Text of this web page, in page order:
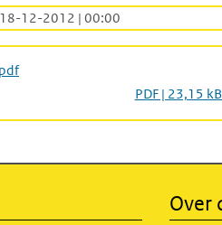
12-2012 | 00:00
PDF | 23,15 kB
Over